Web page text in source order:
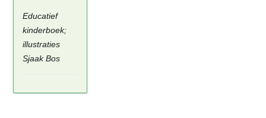
Educatief
kinderboek;
illustraties
Sjaak Bos